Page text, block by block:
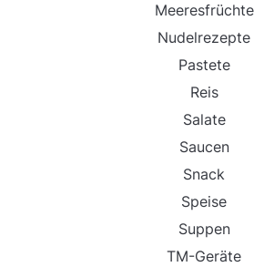
Meeresfrüchte
Nudelrezepte
Pastete
Reis
Salate
Saucen
Snack
Speise
Suppen
TM-Geräte